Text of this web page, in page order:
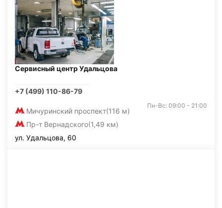
Сервисный центр Удальцова
+7 (499) 110-86-79
Мичуринский проспект(116 м)
Пр-т Вернадского(1,49 км)
Пн-Вс: 09:00 - 21:00
ул. Удальцова, 60